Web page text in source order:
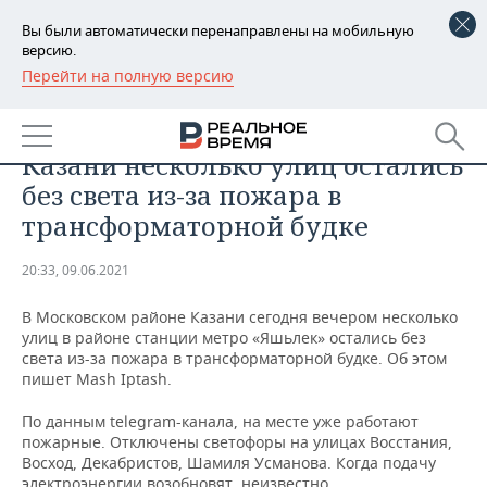
Вы были автоматически перенаправлены на мобильную
версию.
Перейти на полную версию
РЕГИОНЫ
БАШКОРТОСТАН
ТАТАРСТАН
УДМУРТИЯ
НОВОСТИ
АНАЛИТИКА
НОВОСТИ АНАЛИТИКИ
ДЕКЛАРАЦИИ О ДОХОДАХ
КОРОЛИ ГОСЗАКАЗА ПФО
ВУЗЫ ТАТАРСТАНА
КОМУ ПРИНАДЛЕЖАТ
ТОРГОВЫЕ ЦЕНТРЫ
ТАТАРСТАНА
ЭКОНОМИКА
НОВОСТИ ЭКОНОМИКИ
ФИНАНСЫ
БАНКИ
БЮДЖЕТ
ИНВЕСТИЦИИ
ПРОМЫШЛЕННОСТЬ
НОВОСТИ
ПРОМЫШЛЕННОСТИ
МАШИНОСТРОЕНИЕ
НЕДВИЖИМОСТЬ
НОВОСТИ НЕДВИЖИМОСТИ
АВТО
НОВОСТИ АВТО
БИЗНЕС
НОВОСТИ БИЗНЕСА
ТЕХНОЛОГИИ
Mash: в Московском районе
Казани несколько улиц остались
без света из-за пожара в
трансформаторной будке
20:33, 09.06.2021
В Московском районе Казани сегодня вечером несколько
улиц в районе станции метро «Яшьлек» остались без
света из-за пожара в трансформаторной будке. Об этом
пишет Mash Iptash.
По данным telegram-канала, на месте уже работают
пожарные. Отключены светофоры на улицах Восстания,
Восход, Декабристов, Шамиля Усманова. Когда подачу